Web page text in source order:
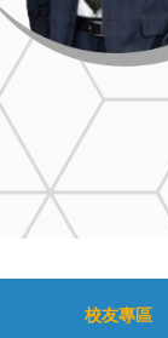
校友專區